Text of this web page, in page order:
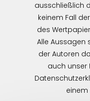
ausschließlich
keinem Fall
des
Alle Aussagen
der Autoren
auch unser
einem